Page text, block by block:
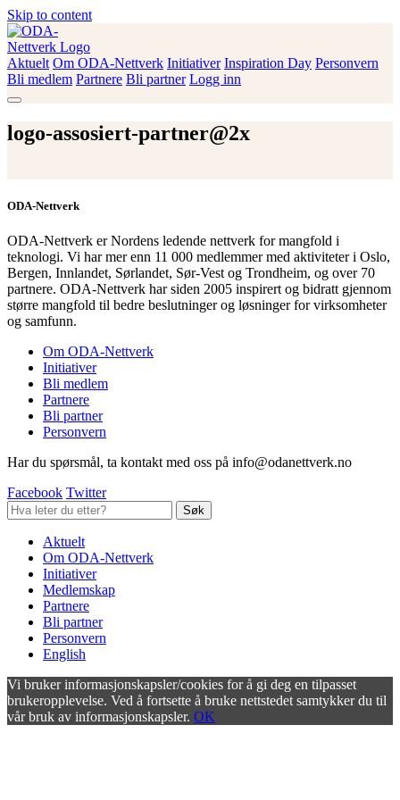
Skip to content
ODA-Nettverk
Aktuelt Om ODA-Nettverk Initiativer Inspiration Day Personvern
Bli medlem Partnere Bli partner Logg inn
logo-assosiert-partner@2x
ODA-Nettverk
ODA-Nettverk er Nordens ledende nettverk for mangfold i
teknologi. Vi har mer enn 11 000 medlemmer med aktiviteter i Oslo,
Bergen, Innlandet, Sørlandet, Sør-Vest og Trondheim, og over 70
partnere. ODA-Nettverk har siden 2005 inspirert og bidratt gjennom
større mangfold til bedre beslutninger og løsninger for virksomheter
og samfunn.
Om ODA-Nettverk
Initiativer
Bli medlem
Partnere
Bli partner
Personvern
Har du spørsmål, ta kontakt med oss på info@odanettverk.no
Facebook Twitter
Aktuelt
Om ODA-Nettverk
Initiativer
Medlemskap
Partnere
Bli partner
Personvern
English
Vi bruker informasjonskapsler/cookies for å gi deg en tilpasset
brukeropplevelse. Ved å fortsette å bruke nettstedet samtykker du til
vår bruk av informasjonskapsler. OK